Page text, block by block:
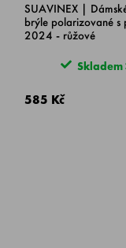
SUAVINEX |
brýle polarizované s
2024 - růžové
Skladem
585 Kč